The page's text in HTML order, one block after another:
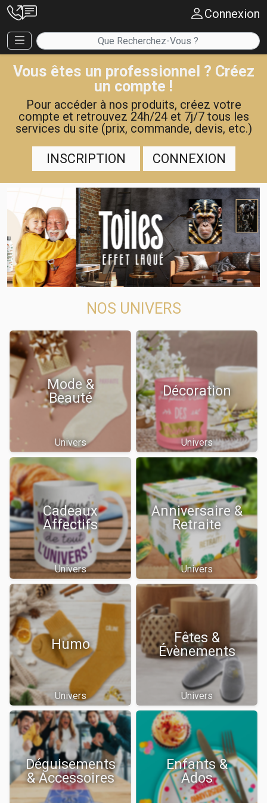
Connexion
Vous êtes un professionnel ? Créez
un compte !
Pour accéder à nos produits, créez votre
compte et retrouvez 24h/24 et 7j/7 tous les
services du site (prix, commande, devis, etc.)
INSCRIPTION CONNEXION
NOS UNIVERS
Mode &
Beauté
Univers
Décoration
Univers
Cadeaux
Affectifs
Univers
Anniversaire &
Retraite
Univers
Humo
Univers
Fêtes &
Évènements
Univers
Déguisements
& Accessoires
Enfants &
Ados